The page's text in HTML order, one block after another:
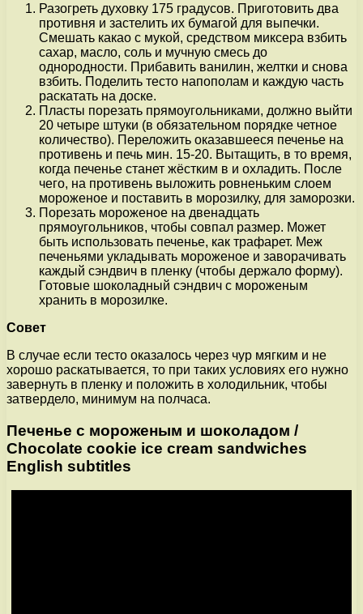
Разогреть духовку 175 градусов. Приготовить два
противня и застелить их бумагой для выпечки.
Смешать какао с мукой, средством миксера взбить
сахар, масло, соль и мучную смесь до
однородности. Прибавить ванилин, желтки и снова
взбить. Поделить тесто напополам и каждую часть
раскатать на доске.
Пласты порезать прямоугольниками, должно выйти
20 четыре штуки (в обязательном порядке четное
количество). Переложить оказавшееся печенье на
противень и печь мин. 15-20. Вытащить, в то время,
когда печенье станет жёстким в и охладить. После
чего, на противень выложить ровненьким слоем
мороженое и поставить в морозилку, для заморозки.
Порезать мороженое на двенадцать
прямоугольников, чтобы совпал размер. Может
быть использовать печенье, как трафарет. Меж
печеньями укладывать мороженое и заворачивать
каждый сэндвич в пленку (чтобы держало форму).
Готовые шоколадный сэндвич с мороженым
хранить в морозилке.
Совет
В случае если тесто оказалось через чур мягким и не
хорошо раскатывается, то при таких условиях его нужно
завернуть в пленку и положить в холодильник, чтобы
затвердело, минимум на полчаса.
Печенье с мороженым и шоколадом /
Chocolate cookie ice cream sandwiches
English subtitles